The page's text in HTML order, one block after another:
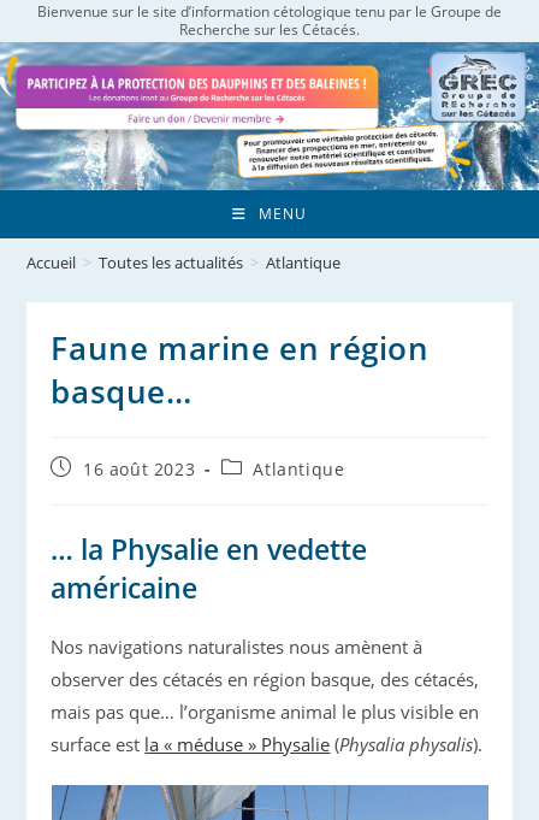
to
content
Bienvenue sur le site d’information cétologique tenu par le Groupe de
Recherche sur les Cétacés.
MENU
Accueil > Toutes les actualités > Atlantique
Faune marine en région
basque…
Publication
16 août 2023
PostAtlantique
… la Physalie en vedette
américaine
Nos navigations naturalistes nous amènent à
observer des cétacés en région basque, des cétacés,
mais pas que… l’organisme animal le plus visible en
surface est la « méduse » Physalie (Physalia physalis).